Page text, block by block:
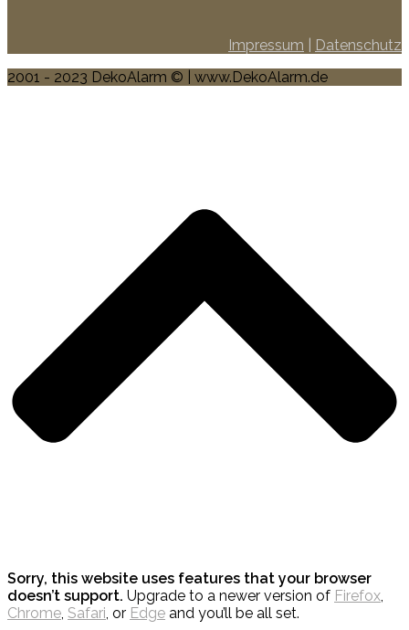
Impressum
Datenschutz
2001 - 2023 DekoAlarm © | www.DekoAlarm.de
Sorry, this website uses features that your browser
doesn’t support. Upgrade to a newer version of Firefox
Chrome Safari , or Edge and you’ll be all set.